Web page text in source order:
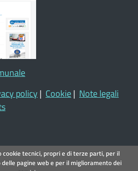
policy | Cookie| Note legali
tecnici, propri e di terze parti, per il
pagine web e per il miglioramento dei